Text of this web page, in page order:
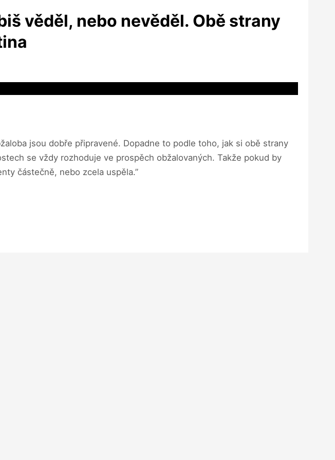
věděl, nebo nevěděl. Obě strany
jsou dobře připravené. Dopadne to podle toho, jak si obě strany
se vždy rozhoduje ve prospěch obžalovaných. Takže pokud by
částečně, nebo zcela uspěla.”